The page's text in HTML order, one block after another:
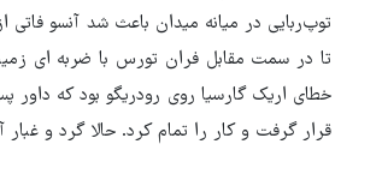
توپ‌ربایی در میانه میدان باعث شد آنسو
خطای اریک گارسیا روی رودریگو بود که داور
قرار گرفت و کار را تمام کرد. حالا گرد و غبار